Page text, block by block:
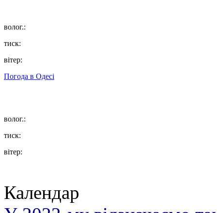
волог.:
тиск:
вітер:
Погода в Одесі
волог.:
тиск:
вітер:
Календар